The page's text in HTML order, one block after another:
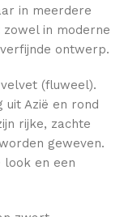
in meerdere
in moderne
ontwerp.
(fluweel).
Azië en rond
rijke, zachte
geweven.
look en een